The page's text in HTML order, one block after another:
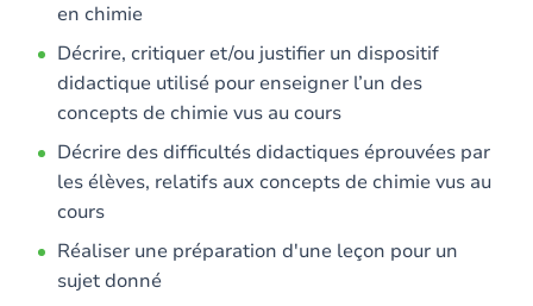
en chimie
Décrire, critiquer et/ou justifier un dispositif
didactique utilisé pour enseigner l’un des
concepts de chimie vus au cours
Décrire des difficultés didactiques éprouvées par
les élèves, relatifs aux concepts de chimie vus au
cours
Réaliser une préparation d'une leçon pour un
sujet donné